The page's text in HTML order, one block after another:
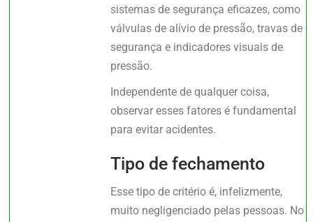
sistemas de segurança eficazes, como
válvulas de alívio de pressão, travas de
segurança e indicadores visuais de
pressão.
Independente de qualquer coisa,
observar esses fatores é fundamental
para evitar acidentes.
Tipo de fechamento
Esse tipo de critério é, infelizmente,
muito negligenciado pelas pessoas. No